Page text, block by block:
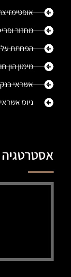
מחזור
הפחתת
מימון הון
אשראי
גיוס
אסטרטגיה